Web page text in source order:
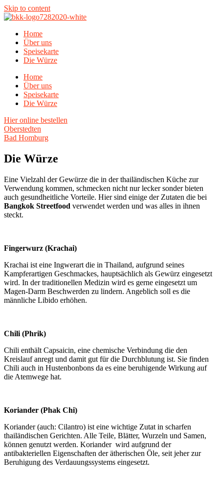
Skip to content
Home
Über uns
Speisekarte
Die Würze
Home
Über uns
Speisekarte
Die Würze
Hier online bestellen
Oberstedten
Bad Homburg
Die Würze
Eine Vielzahl der Gewürze die in der thailändischen Küche zur
Verwendung kommen, schmecken nicht nur lecker sonder bieten
auch gesundheitliche Vorteile. Hier sind einige der Zutaten die bei
Bangkok Streetfood verwendet werden und was alles in ihnen
steckt.
Fingerwurz (Krachai)
Krachai ist eine Ingwerart die in Thailand, aufgrund seines
Kampferartigen Geschmackes, hauptsächlich als Gewürz eingesetzt
wird. In der traditionellen Medizin wird es gerne eingesetzt um
Magen-Darm Beschwerden zu lindern. Angeblich soll es die
männliche Libido erhöhen.
Chili (Phrik)
Chili enthält Capsaicin, eine chemische Verbindung die den
Kreislauf anregt und damit gut für die Durchblutung ist. Sie finden
Chili auch in Hustenbonbons da es eine beruhigende Wirkung auf
die Atemwege hat.
Koriander (Phak Chi)
Koriander (auch: Cilantro) ist eine wichtige Zutat in scharfen
thailändischen Gerichten. Alle Teile, Blätter, Wurzeln und Samen,
können genutzt werden. Koriander wird aufgrund der
antibakteriellen Eigenschaften der ätherischen Öle, seit jeher zur
Beruhigung des Verdauungssystems eingesetzt.